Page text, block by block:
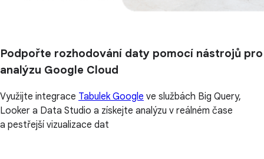
Podpořte rozhodování daty pomocí nástrojů pro
analýzu Google Cloud
Využijte integrace Tabulek Google ve službách Big Query,
Looker a Data Studio a získejte analýzu v reálném čase
a pestřejší vizualizace dat